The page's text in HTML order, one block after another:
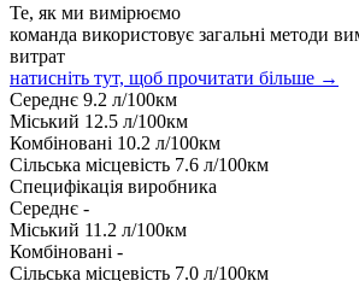
Те, як ми вимірюємо
команда використовує загальні методи
витрат
натисніть тут, щоб прочитати більше →
Середнє 9.2 л/100км
Міський 12.5 л/100км
Комбіновані 10.2 л/100км
Сільська місцевість 7.6 л/100км
Специфікація виробника
Середнє -
Міський 11.2 л/100км
Комбіновані -
Сільська місцевість 7.0 л/100км